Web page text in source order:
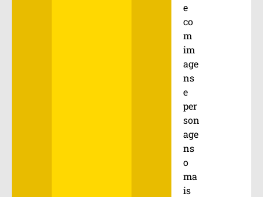
e
co
m
im
age
ns
e
per
son
age
ns
o
ma
is